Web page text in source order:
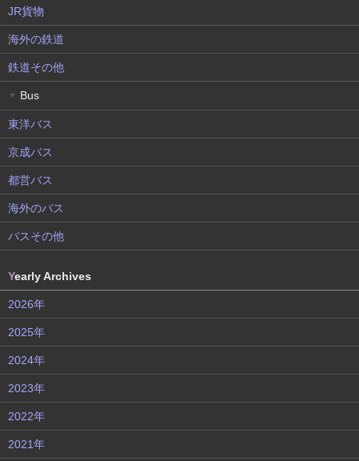
JR貨物
海外の鉄道
鉄道その他
▼ Bus
東洋バス
京成バス
都営バス
海外のバス
バスその他
Yearly Archives
2026年
2025年
2024年
2023年
2022年
2021年